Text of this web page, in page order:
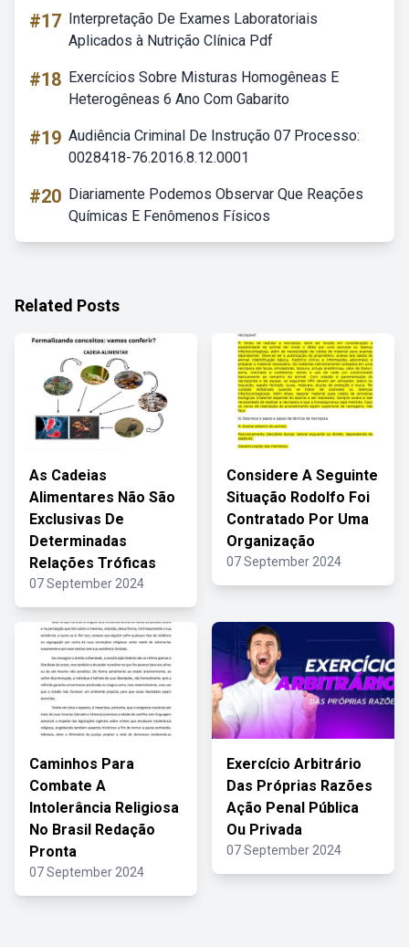
#17 Interpretação De Exames Laboratoriais
Aplicados à Nutrição Clínica Pdf
#18 Exercícios Sobre Misturas Homogêneas E
Heterogêneas 6 Ano Com Gabarito
#19 Audiência Criminal De Instrução 07 Processo:
0028418-76.2016.8.12.0001
#20 Diariamente Podemos Observar Que Reações
Químicas E Fenômenos Físicos
Related Posts
As Cadeias
Alimentares Não São
Exclusivas De
Determinadas
Relações Tróficas
07 September 2024
Considere A Seguinte
Situação Rodolfo Foi
Contratado Por Uma
Organização
07 September 2024
Caminhos Para
Combate A
Intolerância Religiosa
No Brasil Redação
Pronta
07 September 2024
Exercício Arbitrário
Das Próprias Razões
Ação Penal Pública
Ou Privada
07 September 2024